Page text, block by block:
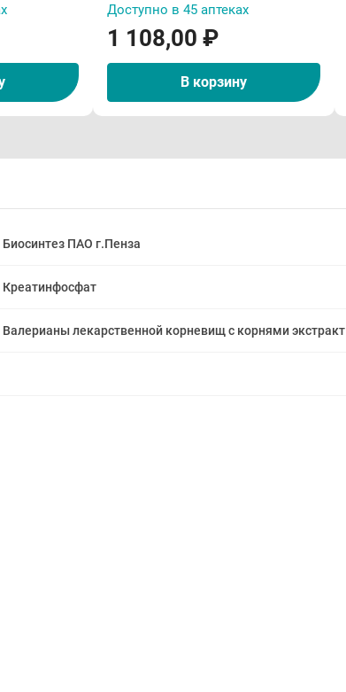
Доступно в 45 аптеках
1 108,00 ₽
В корзину
Биосинтез ПАО г.Пенза
Креатинфосфат
Валерианы лекарственной корневищ с корнями экстракт